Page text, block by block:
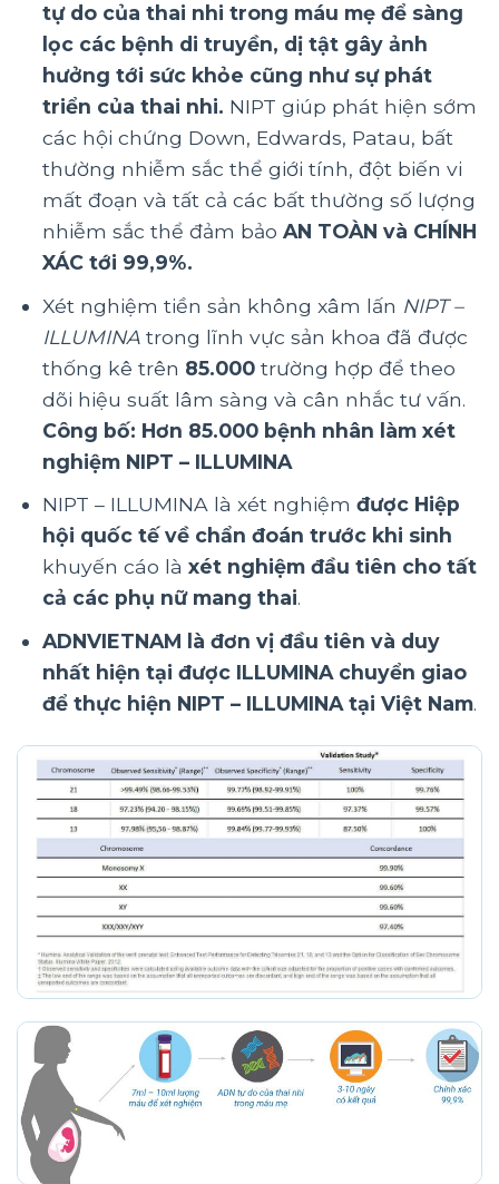
tự do của thai nhi trong máu mẹ để sàng
lọc các bệnh di truyền, dị tật gây ảnh
hưởng tới sức khỏe cũng như sự phát
triển của thai nhi. NIPT giúp phát hiện sớm
các hội chứng Down, Edwards, Patau, bất
thường nhiễm sắc thể giới tính, đột biến vi
mất đoạn và tất cả các bất thường số lượng
nhiễm sắc thể đảm bảo AN TOÀN và CHÍNH
XÁC tới 99,9%.
Xét nghiệm tiền sản không xâm lấn NIPT –
ILLUMINAtrong lĩnh vực sản khoa đã được
thống kê trên 85.000trường hợp để theo
dõi hiệu suất lâm sàng và cân nhắc tư vấn.
Công bố: Hơn 85.000 bệnh nhân làm xét
nghiệm NIPT – ILLUMINA
NIPT – ILLUMINA là xét nghiệm được Hiệp
hội quốc tế về chẩn đoán trước khi sinh
khuyến cáo là xét nghiệm đầu tiên cho tất
cả các phụ nữ mang thai.
ADNVIETNAM là đơn vị đầu tiên và duy
nhất hiện tại được ILLUMINA chuyển giao
để thực hiện NIPT – ILLUMINA tại Việt Nam.